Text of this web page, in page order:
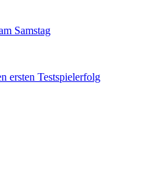
Samstag
ersten Testspielerfolg